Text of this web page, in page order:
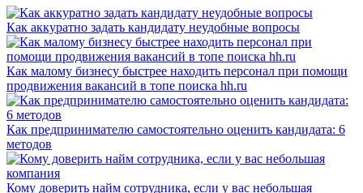
Как аккуратно задать кандидату неудобные вопросы
Как малому бизнесу быстрее находить персонал при помощи
продвижения вакансий в топе поиска hh.ru
Как предпринимателю самостоятельно оценить кандидата: 6
методов
Кому доверить найм сотрудника, если у вас небольшая